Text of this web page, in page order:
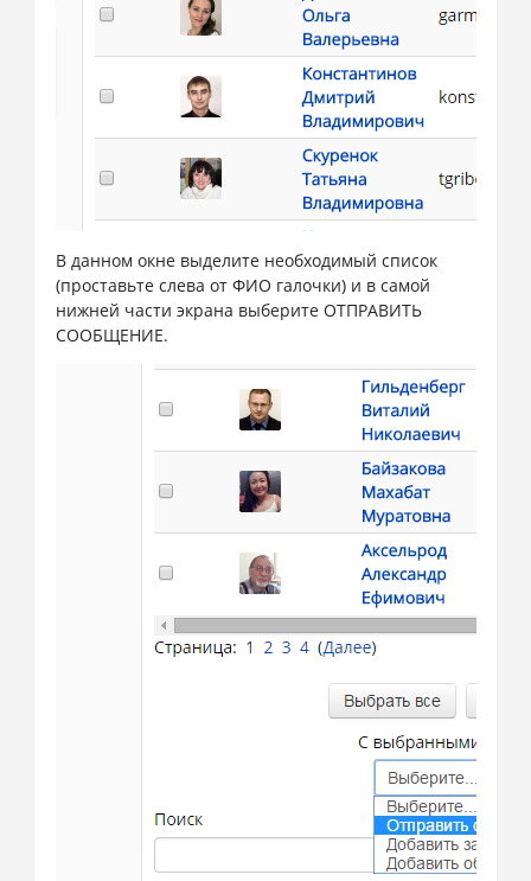
В данном окне выделите необходимый список
(проставьте слева от ФИО галочки) и в самой
нижней части экрана выберите ОТПРАВИТЬ
СООБЩЕНИЕ.